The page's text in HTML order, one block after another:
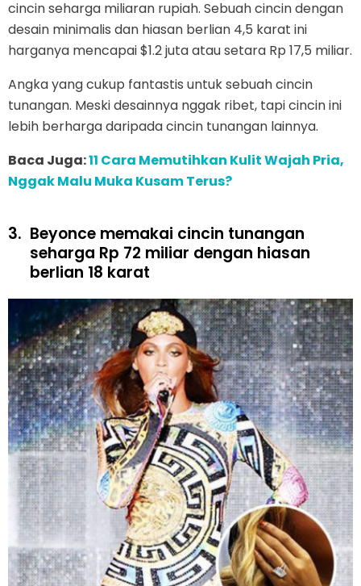
cincin seharga miliaran rupiah. Sebuah cincin dengan
desain minimalis dan hiasan berlian 4,5 karat ini
harganya mencapai $1.2 juta atau setara Rp 17,5 miliar.
Angka yang cukup fantastis untuk sebuah cincin
tunangan. Meski desainnya nggak ribet, tapi cincin ini
lebih berharga daripada cincin tunangan lainnya.
Baca Juga:11 Cara Memutihkan Kulit Wajah Pria,
Nggak Malu Muka Kusam Terus?
3. Beyonce memakai cincin tunangan
seharga Rp 72 miliar dengan hiasan
berlian 18 karat